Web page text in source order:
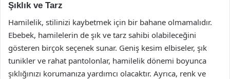
Şıklık ve Tarz
Hamilelik, stilinizi kaybetmek için bir bahane olmamalıdır.
Ebebek, hamilelerin de şık ve tarz sahibi olabileceğini
gösteren birçok seçenek sunar. Geniş kesim elbiseler, şık
tunikler ve rahat pantolonlar, hamilelik dönemi boyunca
şıklığınızı korumanıza yardımcı olacaktır. Ayrıca, renk ve